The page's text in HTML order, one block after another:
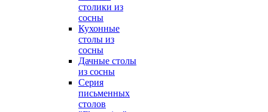
столики из
сосны
Кухонные
столы из
сосны
Дачные столы
из сосны
Серия
письменных
столов